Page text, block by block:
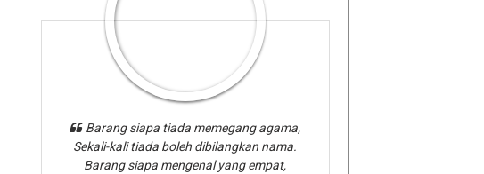
Barang siapa tiada memegang agama,
Sekali-kali tiada boleh dibilangkan nama.
Barang siapa mengenal yang empat,